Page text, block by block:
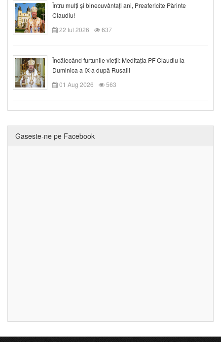
Întru mulți și binecuvântați ani, Preafericite Părinte
Claudiu!
22 Iul 2026
637
Încălecând furtunile vieții: Meditația PF Claudiu la
Duminica a IX-a după Rusalii
01 Aug 2026
563
Gaseste-ne pe Facebook